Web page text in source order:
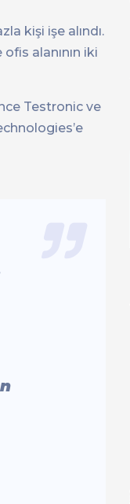
kişi işe alındı.
alanının iki
Testronic ve